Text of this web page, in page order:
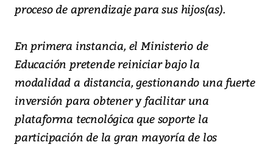
proceso de aprendizaje para sus hijos(as).
En primera instancia, el Ministerio de
Educación pretende reiniciar bajo la
modalidad a distancia, gestionando una fuerte
inversión para obtener y facilitar una
plataforma tecnológica que soporte la
participación de la gran mayoría de los